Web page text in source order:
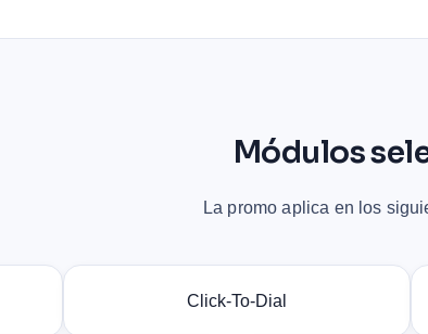
Módulos
La promo aplica en los
Click-To-Dial